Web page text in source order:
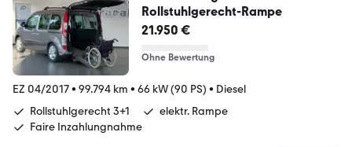
Rollstuhlgerecht-Rampe
21.950 €
Ohne Bewertung
EZ 04/2017• 99.794 km • 66 kW (90 PS) • Diesel
Rollstuhlgerecht 3+1
elektr. Rampe
Faire Inzahlungnahme